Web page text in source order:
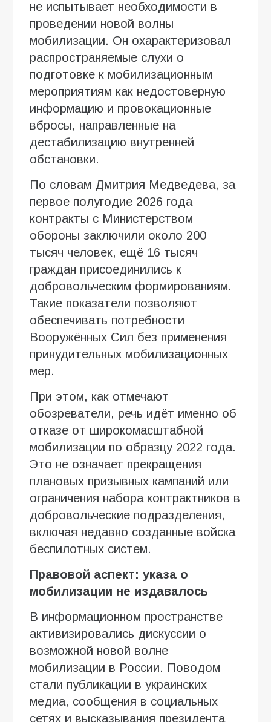
не испытывает необходимости в
проведении новой волны
мобилизации. Он охарактеризовал
распространяемые слухи о
подготовке к мобилизационным
мероприятиям как недостоверную
информацию и провокационные
вбросы, направленные на
дестабилизацию внутренней
обстановки.
По словам Дмитрия Медведева, за
первое полугодие 2026 года
контракты с Министерством
обороны заключили около 200
тысяч человек, ещё 16 тысяч
граждан присоединились к
добровольческим формированиям.
Такие показатели позволяют
обеспечивать потребности
Вооружённых Сил без применения
принудительных мобилизационных
мер.
При этом, как отмечают
обозреватели, речь идёт именно об
отказе от широкомасштабной
мобилизации по образцу 2022 года.
Это не означает прекращения
плановых призывных кампаний или
ограничения набора контрактников в
добровольческие подразделения,
включая недавно созданные войска
беспилотных систем.
Правовой аспект: указа о
мобилизации не издавалось
В информационном пространстве
активизировались дискуссии о
возможной новой волне
мобилизации в России. Поводом
стали публикации в украинских
медиа, сообщения в социальных
сетях и высказывания президента